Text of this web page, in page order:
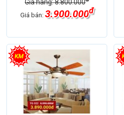
Giá hãng: 8.800.000
Giá bán: 3.900.000đ